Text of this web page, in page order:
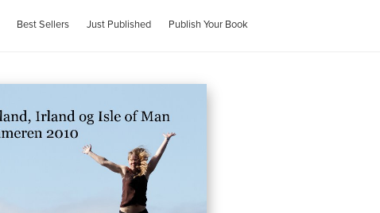
Best Sellers Just Published Publish Your Book